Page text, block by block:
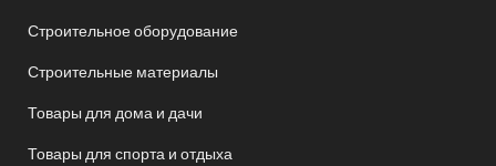
Строительное оборудование
Строительные материалы
Товары для дома и дачи
Товары для спорта и отдыха